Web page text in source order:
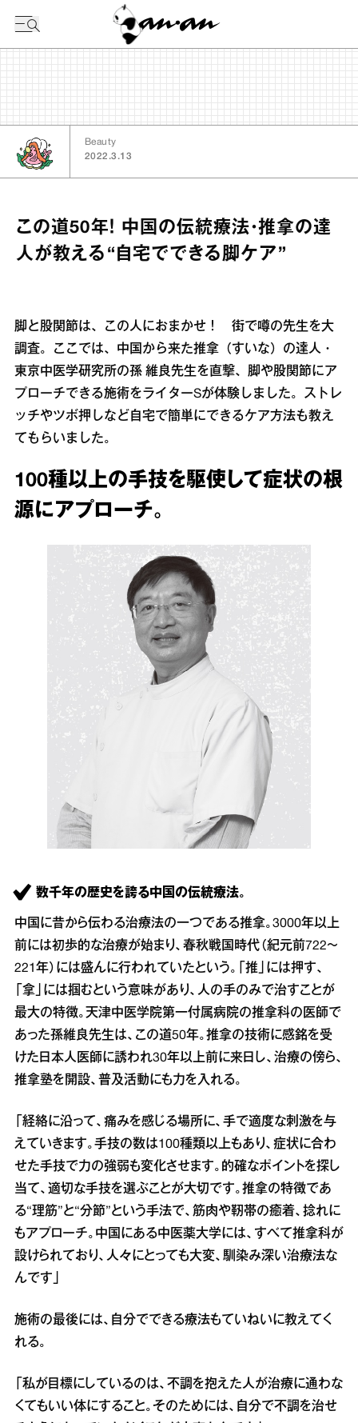
Beauty
2022.3.13
この道50年！ 中国の伝統療法・推拿の達
人が教える“自宅でできる脚ケア”
脚と股関節は、この人におまかせ！ 街で噂の先生を大
調査。ここでは、中国から来た推拿（すいな）の達人・
東京中医学研究所の孫 維良先生を直撃、脚や股関節にア
プローチできる施術をライターSが体験しました。ストレ
ッチやツボ押しなど自宅で簡単にできるケア方法も教え
てもらいました。
100種以上の手技を駆使して症状の根
源にアプローチ。
数千年の歴史を誇る中国の伝統療法。
中国に昔から伝わる治療法の一つである推拿。3000年以上
前には初歩的な治療が始まり、春秋戦国時代（紀元前722～
221年）には盛んに行われていたという。「推」には押す、
「拿」には掴むという意味があり、人の手のみで治すことが
最大の特徴。天津中医学院第一付属病院の推拿科の医師で
あった孫維良先生は、この道50年。推拿の技術に感銘を受
けた日本人医師に誘われ30年以上前に来日し、治療の傍ら、
推拿塾を開設、普及活動にも力を入れる。
「経絡に沿って、痛みを感じる場所に、手で適度な刺激を与
えていきます。手技の数は100種類以上もあり、症状に合わ
せた手技で力の強弱も変化させます。的確なポイントを探し
当て、適切な手技を選ぶことが大切です。推拿の特徴であ
る“理筋”と“分節”という手法で、筋肉や靭帯の癒着、捻れに
もアプローチ。中国にある中医薬大学には、すべて推拿科が
設けられており、人々にとっても大変、馴染み深い治療法な
んです」
施術の最後には、自分でできる療法もていねいに教えてく
れる。
「私が目標にしているのは、不調を抱えた人が治療に通わな
くてもいい体にすること。そのためには、自分で不調を治せ